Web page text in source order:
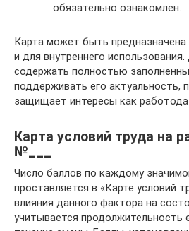
обязательно ознакомлен.
Карта может быть предназначена
и для внутреннего
содержать полностью
поддерживать его актуальность,
защищает интересы как
Карта условий труда на
№___
Число баллов по каждому
проставляется в «Карте условий
влияния данного фактора на
учитывается продолжительность